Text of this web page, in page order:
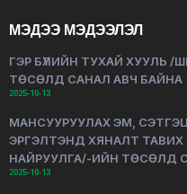
МЭДЭЭ МЭДЭЭЛЭЛ
ГЭР БҮЛИЙН ТУХАЙ ХУУЛЬ
ТӨСӨЛД САНАЛ АВЧ БАЙНА
2025-10-13
МАНСУУРУУЛАХ ЭМ,
ЭРГЭЛТЭНД ХЯНАЛТ
НАЙРУУЛГА/-ИЙН ТӨСӨЛД
2025-10-13